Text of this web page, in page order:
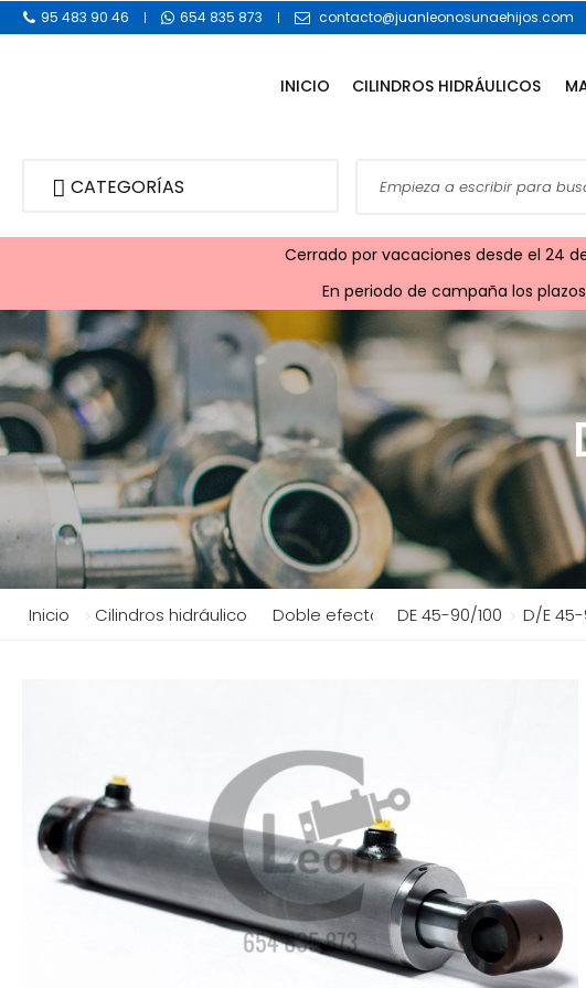
95 483 90 46 654 835 873 contacto@juanleonosunaehijos.com
INICIO CILINDROS HIDRÁULICOS
CATEGORÍAS
Cerrado por vacaciones desde el 24
En periodo de campaña los
Inicio Cilindros hidráulicos Doble efecto DE 45-90/100 D/E